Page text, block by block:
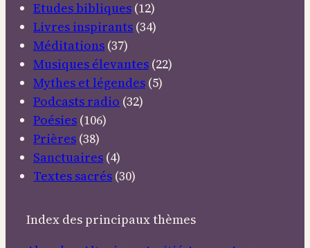
Etudes bibliques (12)
Livres inspirants (34)
Méditations (37)
Musiques élevantes (22)
Mythes et légendes (5)
Podcasts radio (32)
Poésies (106)
Prières (38)
Sanctuaires (4)
Textes sacrés (30)
Index des principaux thèmes